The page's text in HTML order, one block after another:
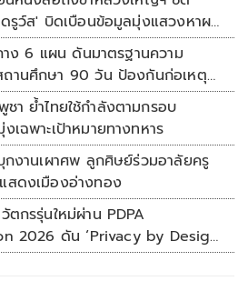
รูว์ส' บิดเบือนข้อมูลมุ่งแสวงหาผล
งการเมือง
ง 6 แผน ดันมาตรฐานความ
านศึกษา 90 วัน ป้องกันก่อเหตุ
า ย้ำไทยใช้กำลังตามกรอบ
เฉพาะเป้าหมายทางทหาร
กงานเผาศพ ลูกศิษย์ร่วมอาลัยครู
สดงเมืองอ่างทอง
กรรุ่นใหม่ผ่าน PDPA
2026 ดัน ‘Privacy by Design
ซลูชันคุ้มครองข้อมูลส่วนบุคคลที่